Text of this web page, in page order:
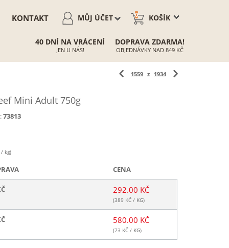
KOŠÍK
0
MŮJ ÚČET
KONTAKT
40 DNÍ NA VRÁCENÍ
JEN U NÁS!
DOPRAVA ZDARMA!
OBJEDNÁVKY NAD 849 KČ
1559 z 1934
Mini Adult 750g
73813
kg)
CENA
292.00 KČ
(389 KČ / KG)
580.00 KČ
(73 KČ / KG)